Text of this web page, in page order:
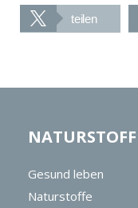
teilen
Gesund leben
Naturstoffe